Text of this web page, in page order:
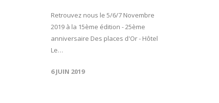
Retrouvez nous le 5/6/7 Novembre
2019 à la 15ème édition - 25ème
anniversaire Des places d'Or - Hôtel
Le…
6 JUIN 2019